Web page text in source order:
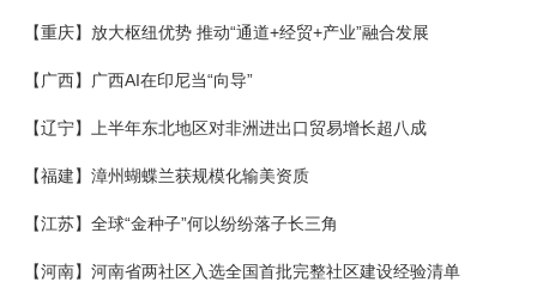
【重庆】放大枢纽优势 推动“通道+经贸+产业”融合发展
【广西】广西AI在印尼当“向导”
【辽宁】上半年东北地区对非洲进出口贸易增长超八成
【福建】漳州蝴蝶兰获规模化输美资质
【江苏】全球“金种子”何以纷纷落子长三角
【河南】河南省两社区入选全国首批完整社区建设经验清单